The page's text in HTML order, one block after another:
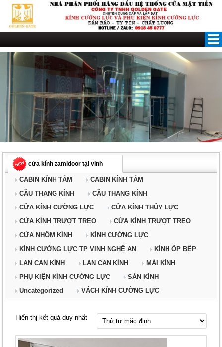
Skip
content
cửa kính zamidoor tại vinh
CABIN KÍNH TẮM
CABIN KÍNH TẮM
CẦU THANG KÍNH
CẦU THANG KÍNH
CỬA KÍNH CƯỜNG LỰC
CỬA KÍNH THỦY LỰC
CỬA KÍNH TRƯỢT TREO
CỬA KÍNH TRƯỢT TREO
CỬA NHÔM KÍNH
KÍNH CƯỜNG LỰC
KÍNH CƯỜNG LỰC TP VINH NGHỆ AN
KÍNH ỐP BẾP
LAN CAN KÍNH
LAN CAN KÍNH
MÁI KÍNH
PHỤ KIỆN KÍNH CƯỜNG LỰC
SÀN KÍNH
Uncategorized
VÁCH KÍNH CƯỜNG LỰC
Hiển thị kết quả duy nhất